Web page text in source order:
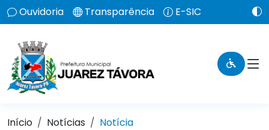
Ouvidoria Transparência E-SIC
Início Notícias Notícia